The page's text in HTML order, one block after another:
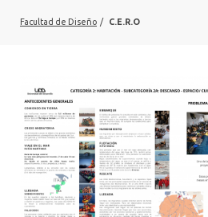
AGENDA
Facultad de Diseño / C.E.R.O